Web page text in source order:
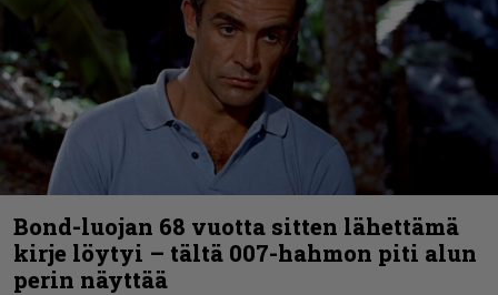
Bond-luojan 68 vuotta sitten lähettämä
kirje löytyi – tältä 007-hahmon piti alun
perin näyttää